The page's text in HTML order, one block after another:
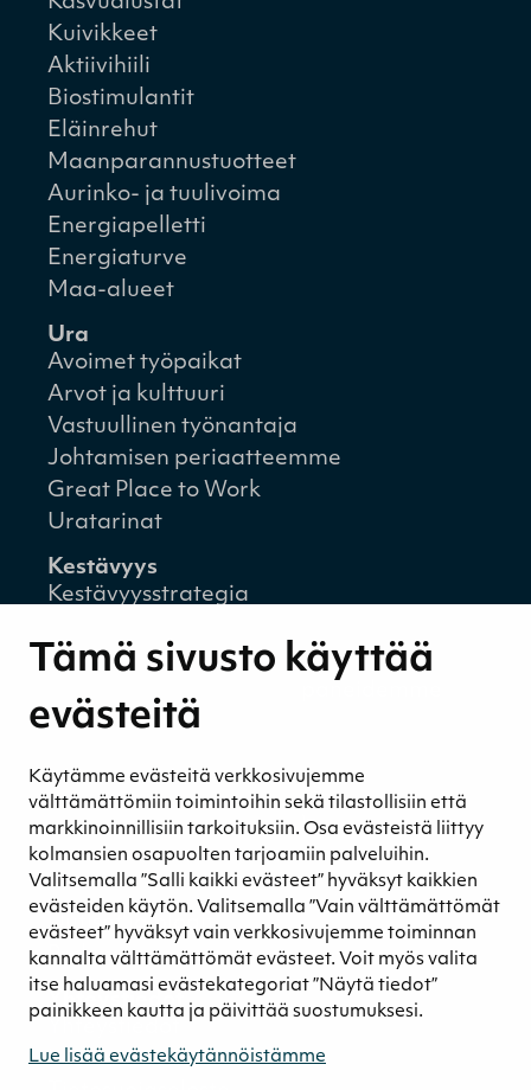
Tämä sivusto käyttää
evästeitä
Käytämme evästeitä verkkosivujemme
välttämättömiin toimintoihin sekä tilastollisiin että
markkinoinnillisiin tarkoituksiin. Osa evästeistä liittyy
kolmansien osapuolten tarjoamiin palveluihin.
Valitsemalla ”Salli kaikki evästeet” hyväksyt kaikkien
evästeiden käytön. Valitsemalla ”Vain välttämättömät
evästeet” hyväksyt vain verkkosivujemme toiminnan
kannalta välttämättömät evästeet. Voit myös valita
itse haluamasi evästekategoriat ”Näytä tiedot”
painikkeen kautta ja päivittää suostumuksesi.
Lue lisää evästekäytännöistämme
Kuivikkeet
Aktiivihiili
Biostimulantit
Eläinrehut
Maanparannustuotteet
Aurinko- ja tuulivoima
Energiapelletti
Energiaturve
Maa-alueet
Ura
Avoimet työpaikat
Arvot ja kulttuuri
Vastuullinen työnantaja
Johtamisen periaatteemme
Great Place to Work
Uratarinat
Kestävyys
Kestävyysstrategia
Ympäristövastuu
hyvinvointi
Turvetuotannon kestävyys
Kestävyyden johtaminen
Retkeilykohteet
Media
Uutiset ja blogit
Podcast
Yhteystiedot
Laskutustiedot